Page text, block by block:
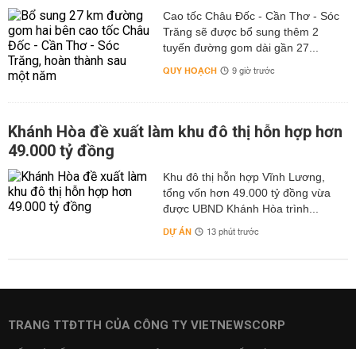
Cao tốc Châu Đốc - Cần Thơ - Sóc
Trăng sẽ được bổ sung thêm 2
tuyến đường gom dài gần 27...
QUY HOẠCH 9 giờ trước
Khánh Hòa đề xuất làm khu đô thị hỗn hợp hơn
49.000 tỷ đồng
Khu đô thị hỗn hợp Vĩnh Lương,
tổng vốn hơn 49.000 tỷ đồng vừa
được UBND Khánh Hòa trình...
DỰ ÁN 13 phút trước
TRANG TTĐTTH CỦA CÔNG TY VIETNEWSCORP